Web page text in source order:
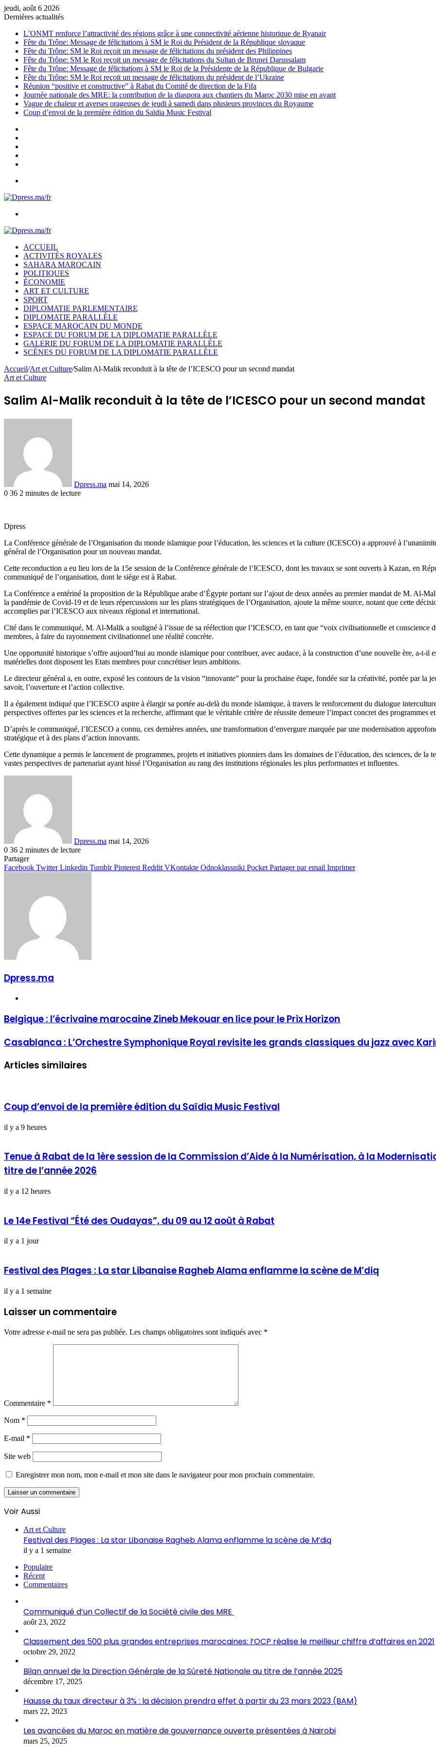
jeudi, août 6 2026
Dernières actualités
L’ONMT renforce l’attractivité des régions grâce à une connectivité aérienne historique de Ryanair
Fête du Trône: Message de félicitations à SM le Roi du Président de la République slovaque
Fête du Trône: SM le Roi reçoit un message de félicitations du président des Philippines
Fête du Trône: SM le Roi reçoit un message de félicitations du Sultan de Brunei Darussalam
Fête du Trône: Message de félicitations à SM le Roi de la Présidente de la République de Bulgarie
Fête du Trône: SM le Roi reçoit un message de félicitations du président de l’Ukraine
Réunion “positive et constructive” à Rabat du Comité de direction de la Fifa
Journée nationale des MRE: la contribution de la diaspora aux chantiers du Maroc 2030 mise en avant
Vague de chaleur et averses orageuses de jeudi à samedi dans plusieurs provinces du Royaume
Coup d’envoi de la première édition du Saïdia Music Festival
ACCUEIL
ACTIVITÉS ROYALES
SAHARA MAROCAIN
POLITIQUES
ÉCONOMIE
ART ET CULTURE
SPORT
DIPLOMATIE PARLEMENTAIRE
DIPLOMATIE PARALLÈLE
ESPACE MAROCAIN DU MONDE
ESPACE DU FORUM DE LA DIPLOMATIE PARALLÈLE
GALERIE DU FORUM DE LA DIPLOMATIE PARALLÈLE
SCÈNES DU FORUM DE LA DIPLOMATIE PARALLÈLE
Accueil/Art et Culture/Salim Al-Malik reconduit à la tête de l’ICESCO pour un second mandat
Art et Culture
Salim Al-Malik reconduit à la tête de l’ICESCO pour un second mandat
Dpress.ma mai 14, 2026
0 36 2 minutes de lecture
Dpress
La Conférence générale de l’Organisation du monde islamique pour l’éducation, les sciences et la culture (ICESCO) a approuvé à
général de l’Organisation pour un nouveau mandat.
Cette reconduction a eu lieu lors de la 15e session de la Conférence générale de l’ICESCO, dont les travaux se sont ouverts à Kazan, en
communiqué de l’organisation, dont le siège est à Rabat.
La Conférence a entériné la proposition de la République arabe d’Égypte portant sur l’ajout de deux années au premier mandat de M. Al-
la pandémie de Covid-19 et de leurs répercussions sur les plans stratégiques de l’Organisation, ajoute la même source, notant que cette
accomplies par l’ICESCO aux niveaux régional et international.
Cité dans le communiqué, M. Al-Malik a souligné à l’issue de sa réélection que l’ICESCO, en tant que “voix civilisationnelle et conscience
membres, à faire du rayonnement civilisationnel une réalité concrète.
Une opportunité historique s’offre aujourd’hui au monde islamique pour contribuer, avec audace, à la construction d’une nouvelle ère, a-t-il
matérielles dont disposent les Etats membres pour concrétiser leurs ambitions.
Le directeur général a, en outre, exposé les contours de la vision “innovante” pour la prochaine étape, fondée sur la créativité, portée par la
savoir, l’ouverture et l’action collective.
Il a également indiqué que l’ICESCO aspire à élargir sa portée au-delà du monde islamique, à travers le renforcement du dialogue
perspectives offertes par les sciences et la recherche, affirmant que le véritable critère de réussite demeure l’impact concret des programmes
D’après le communiqué, l’ICESCO a connu, ces dernières années, une transformation d’envergure marquée par une modernisation
stratégique et à des plans d’action innovants.
Cette dynamique a permis le lancement de programmes, projets et initiatives pionniers dans les domaines de l’éducation, des sciences, de
vastes perspectives de partenariat ayant hissé l’Organisation au rang des institutions régionales les plus performantes et influentes.
Dpress.ma mai 14, 2026
0 36 2 minutes de lecture
Facebook
Twitter
Linkedin
Tumblr
Pinterest
Reddit
VKontakte
Odnoklassniki
Pocket
Partager
Facebook Twitter Linkedin Tumblr Pinterest Reddit VKontakte Odnoklassniki Pocket Partager par email Imprimer
Dpress.ma
Belgique : l’écrivaine marocaine Zineb Mekouar en lice pour le Prix Horizon
Casablanca : L’Orchestre Symphonique Royal revisite les grands classiques du jazz avec
Articles similaires
Coup d’envoi de la première édition du Saïdia Music Festival
il y a 9 heures
Tenue à Rabat de la 1ère session de la Commission d’Aide à la Numérisation, à la
titre de l’année 2026
il y a 12 heures
Le 14e Festival “Été des Oudayas”, du 09 au 12 août à Rabat
il y a 1 jour
Festival des Plages : La star Libanaise Ragheb Alama enflamme la scène de M’diq
il y a 1 semaine
Laisser un commentaire
Votre adresse e-mail ne sera pas publiée. Les champs obligatoires sont indiqués avec *
Commentaire *
Nom *
E-mail *
Site web
Enregistrer mon nom, mon e-mail et mon site dans le navigateur pour mon prochain commentaire.
Voir Aussi
Art et Culture
Festival des Plages : La star Libanaise Ragheb Alama enflamme la scène de M’diq
il y a 1 semaine
Populaire
Récent
Commentaires
Communiqué d’un Collectif de la Société civile des MRE
août 23, 2022
Classement des 500 plus grandes entreprises marocaines: l’OCP réalise le meilleur chiffre d’affaires en 2021
octobre 29, 2022
Bilan annuel de la Direction Générale de la Sûreté Nationale au titre de l’année 2025
décembre 17, 2025
Hausse du taux directeur à 3% : la décision prendra effet à partir du 23 mars 2023 (BAM)
mars 22, 2023
Les avancées du Maroc en matière de gouvernance ouverte présentées à Nairobi
mars 25, 2025